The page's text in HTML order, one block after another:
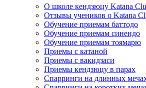
О школе кендзюцу Katana
Отзывы учеников о Katana
Обучение приемам баттодо
Обучение приемам синендо
Обучение приемам тоямарю
Приемы с катаной
Приемы с вакидзаси
Приемы кендзюцу в парах
Спарринги на длинных